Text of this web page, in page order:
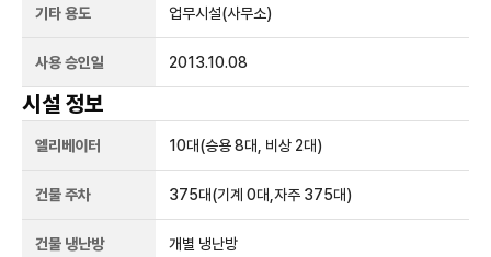
기타 용도 업무시설(사무소)
사용 승인일 2013.10.08
시설 정보
엘리베이터 10대(승용 8대, 비상 2대)
건물 주차 375대(기계 0대,자주 375대)
건물 냉난방 개별 냉난방